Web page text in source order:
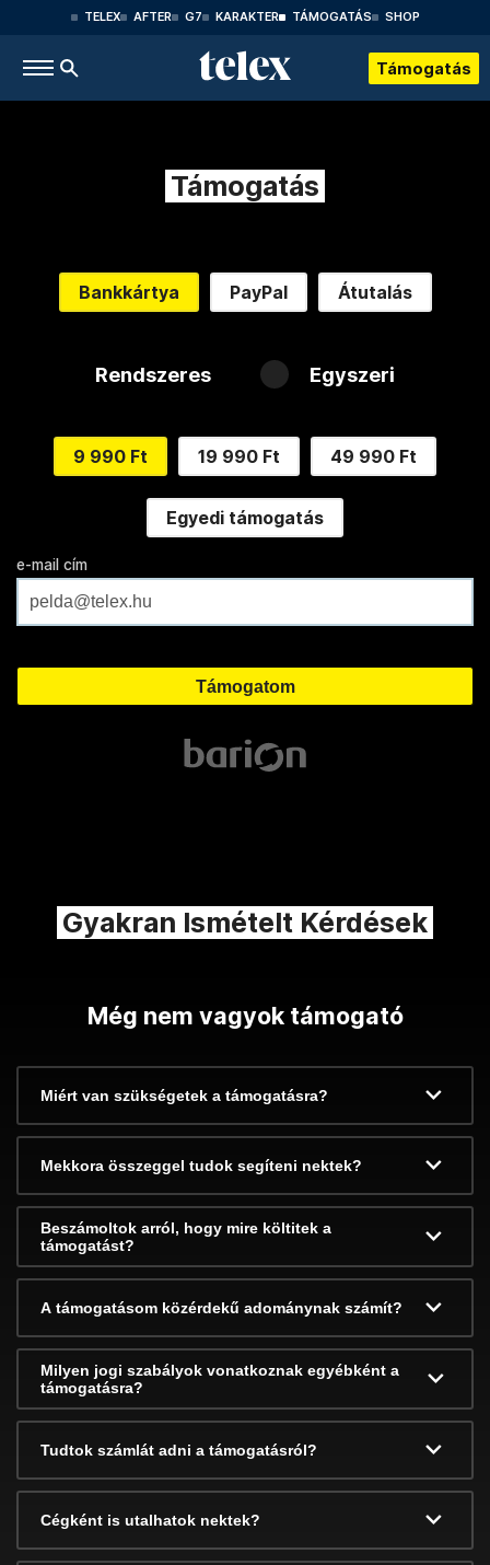
TELEX AFTER G7 KARAKTER TÁMOGATÁS SHOP
Támogatás
Támogatás
Bankkártya PayPal Átutalás
Rendszeres Egyszeri
9 990 Ft 19 990 Ft 49 990 Ft
Egyedi támogatás
e-mail cím
Gyakran Ismételt Kérdések
Még nem vagyok támogató
Miért van szükségetek a támogatásra?
Mekkora összeggel tudok segíteni nektek?
Beszámoltok arról, hogy mire költitek a
támogatást?
A támogatásom közérdekű adománynak számít?
Milyen jogi szabályok vonatkoznak egyébként a
támogatásra?
Tudtok számlát adni a támogatásról?
Cégként is utalhatok nektek?